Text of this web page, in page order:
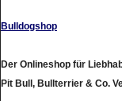
Bulldogshop
Der Onlineshop für
Pit Bull, Bullterrier & Co.